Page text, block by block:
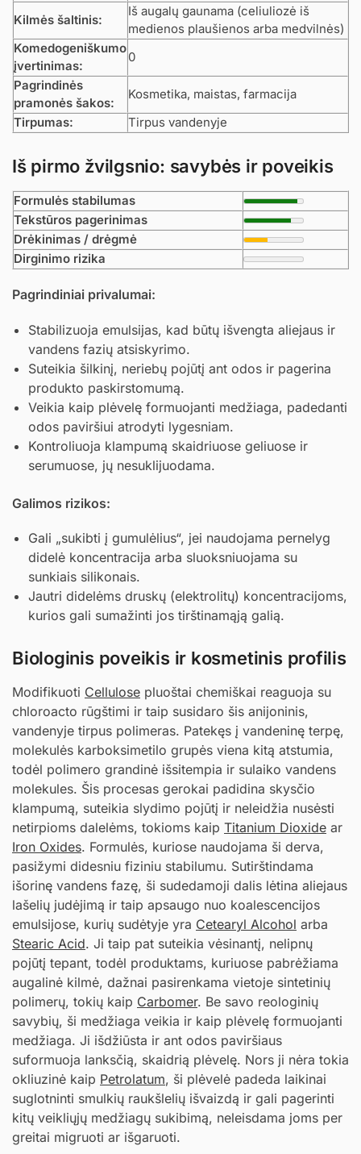
Kilmės šaltinis:
Iš augalų gaunama (celiuliozė iš
medienos plaušienos arba medvilnės)
Komedogeniškumo
įvertinimas:
0
Pagrindinės
pramonės šakos:
Kosmetika, maistas, farmacija
Tirpumas:
Tirpus vandenyje
Iš pirmo žvilgsnio: savybės ir poveikis
Formulės stabilumas
Tekstūros pagerinimas
Drėkinimas / drėgmė
Dirginimo rizika
Pagrindiniai privalumai:
Stabilizuoja emulsijas, kad būtų išvengta aliejaus ir
vandens fazių atsiskyrimo.
Suteikia šilkinį, neriebų pojūtį ant odos ir pagerina
produkto paskirstomumą.
Veikia kaip plėvelę formuojanti medžiaga, padedanti
odos paviršiui atrodyti lygesniam.
Kontroliuoja klampumą skaidriuose geliuose ir
serumuose, jų nesuklijuodama.
Galimos rizikos:
Gali „sukibti į gumulėlius“, jei naudojama pernelyg
didelė koncentracija arba sluoksniuojama su
sunkiais silikonais.
Jautri didelėms druskų (elektrolitų) koncentracijoms,
kurios gali sumažinti jos tirštinamąją galią.
Biologinis poveikis ir kosmetinis profilis
Modifikuoti Cellulose pluoštai chemiškai reaguoja su
chloroacto rūgštimi ir taip susidaro šis anijoninis,
vandenyje tirpus polimeras. Patekęs į vandeninę terpę,
molekulės karboksimetilo grupės viena kitą atstumia,
todėl polimero grandinė išsitempia ir sulaiko vandens
molekules. Šis procesas gerokai padidina skysčio
klampumą, suteikia slydimo pojūtį ir neleidžia nusėsti
netirpioms dalelėms, tokioms kaip Titanium Dioxide ar
Iron Oxides. Formulės, kuriose naudojama ši derva,
pasižymi didesniu fiziniu stabilumu. Sutirštindama
išorinę vandens fazę, ši sudedamoji dalis lėtina aliejaus
lašelių judėjimą ir taip apsaugo nuo koalescencijos
emulsijose, kurių sudėtyje yra Cetearyl Alcohol arba
Stearic Acid. Ji taip pat suteikia vėsinantį, nelipnų
pojūtį tepant, todėl produktams, kuriuose pabrėžiama
augalinė kilmė, dažnai pasirenkama vietoje sintetinių
polimerų, tokių kaip Carbomer. Be savo reologinių
savybių, ši medžiaga veikia ir kaip plėvelę formuojanti
medžiaga. Ji išdžiūsta ir ant odos paviršiaus
suformuoja lanksčią, skaidrią plėvelę. Nors ji nėra tokia
okliuzinė kaip Petrolatum, ši plėvelė padeda laikinai
suglotninti smulkių raukšlelių išvaizdą ir gali pagerinti
kitų veikliųjų medžiagų sukibimą, neleisdama joms per
greitai migruoti ar išgaruoti.